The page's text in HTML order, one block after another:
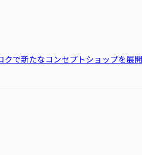
クで新たなコンセプトショップを展開